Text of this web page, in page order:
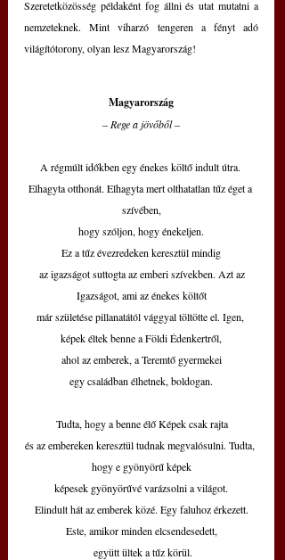
Szeretetközösség példaként fog állni és utat mutatni a
nemzeteknek. Mint viharzó tengeren a fényt adó
világítótorony, olyan lesz Magyarország!
Magyarország
‒ Rege a jövőből ‒
A régmúlt időkben egy énekes költő indult útra.
Elhagyta otthonát. Elhagyta mert olthatatlan tűz éget a
szívében,
hogy szóljon, hogy énekeljen.
Ez a tűz évezredeken keresztül mindig
az igazságot suttogta az emberi szívekben. Azt az
Igazságot, ami az énekes költőt
már születése pillanatától vággyal töltötte el. Igen,
képek éltek benne a Földi Édenkertről,
ahol az emberek, a Teremtő gyermekei
egy családban élhetnek, boldogan.
Tudta, hogy a benne élő Képek csak rajta
és az embereken keresztül tudnak megvalósulni. Tudta,
hogy e gyönyörű képek
képesek gyönyörűvé varázsolni a világot.
Elindult hát az emberek közé. Egy faluhoz érkezett.
Este, amikor minden elcsendesedett,
együtt ültek a tűz körül.